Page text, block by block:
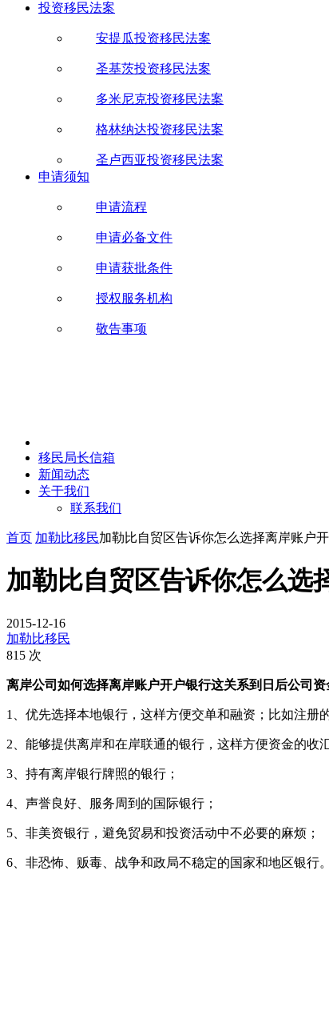
投资移民法案
安提瓜投资移民法案
圣基茨投资移民法案
多米尼克投资移民法案
格林纳达投资移民法案
圣卢西亚投资移民法案
申请须知
申请流程
申请必备文件
申请获批条件
授权服务机构
敬告事项
移民局长信箱
新闻动态
关于我们
联系我们
首页 加勒比移民加勒比自贸区告诉你怎么选择离岸账户
加勒比自贸区告诉你怎么选
2015-12-16
加勒比移民
815 次
离岸公司如何选择离岸账户开户银行这关系到日后公司
1、优先选择本地银行，这样方便交单和融资；比如注册
2、能够提供离岸和在岸联通的银行，这样方便资金的收
3、持有离岸银行牌照的银行；
4、声誉良好、服务周到的国际银行；
5、非美资银行，避免贸易和投资活动中不必要的麻烦；
6、非恐怖、贩毒、战争和政局不稳定的国家和地区银行。